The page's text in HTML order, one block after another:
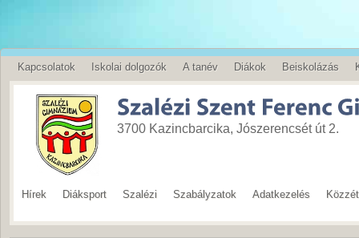
Kapcsolatok Iskolai dolgozók A tanév Diákok Beiskolázás
English
3700 Kazincbarcika, Jószerencsét út 2.
Hírek Diáksport Szalézi Szabályzatok Adatkezelés